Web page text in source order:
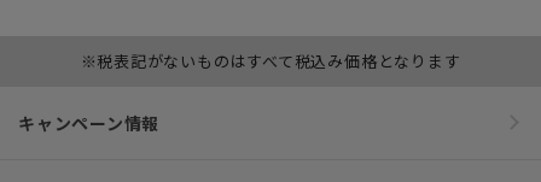
※税表記がないものはすべて税込み価格となります
キャンペーン情報